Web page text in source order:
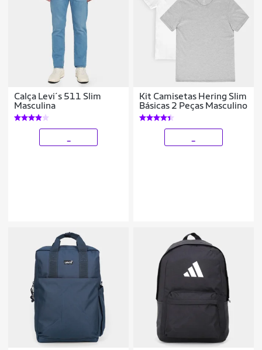
Calça Levi´s 511 Slim
Masculina
Kit Camisetas Hering Slim
Básicas 2 Peças Masculino